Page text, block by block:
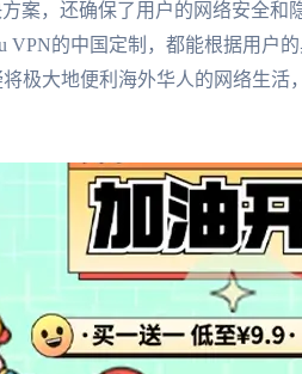
案，还确保了用户的网络安全和
VPN的中国定制，都能根据用户
极大地便利海外华人的网络生